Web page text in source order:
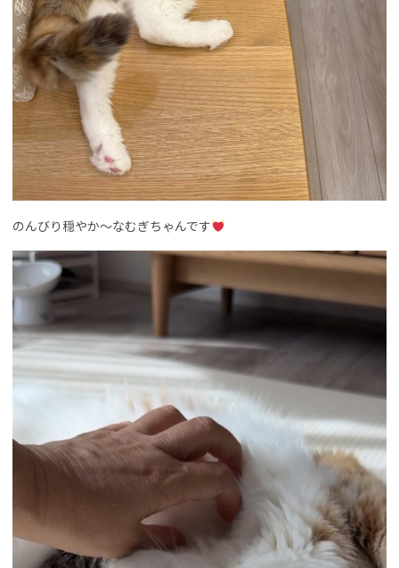
のんびり穏やか～なむぎちゃんです